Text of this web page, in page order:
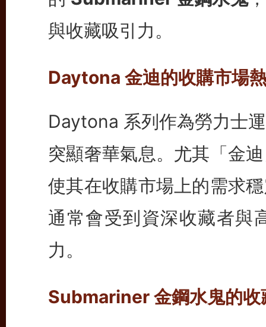
與收藏吸引力。
Daytona 金迪的收購市場
Daytona 系列作為勞力士
突顯奢華氣息。尤其「金
使其在收購市場上的需求
通常會受到資深收藏者與
力。
Submariner 金鋼水鬼的收